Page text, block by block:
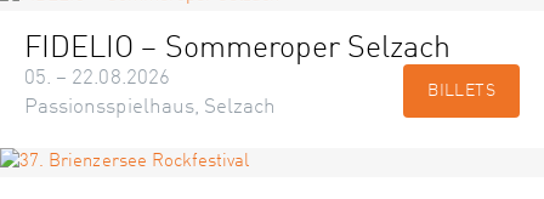
FIDELIO – Sommeroper Selzach
05. – 22.08.2026
Passionsspielhaus, Selzach
BILLETS